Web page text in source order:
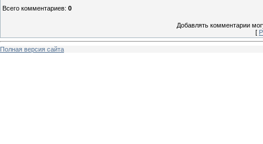
Всего комментариев: 0
Добавлять комментарии
[
Полная версия сайта